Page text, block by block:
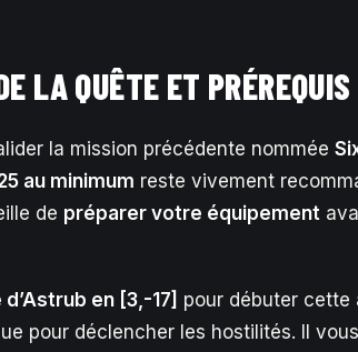
LA QUÊTE ET PRÉREQUIS
la mission précédente nommée
au minimum reste vivement
de préparer votre équipement
d’Astrub en [3,-17] pour débuter cette
pour déclencher les hostilités. Il